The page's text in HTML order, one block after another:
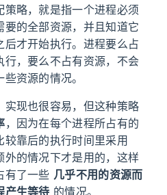
略，就是指一个进程必须
的全部资源，并且知道它
才开始执行。进程要么占
，要么不占有资源，不会
资源的情况。
现也很容易，但这种策略
，因为在每个进程所占有的
较靠后的执行时间里采用
外的情况下才是用的，这样
有了一些 几乎不用的资源而
产生等待 的情况。